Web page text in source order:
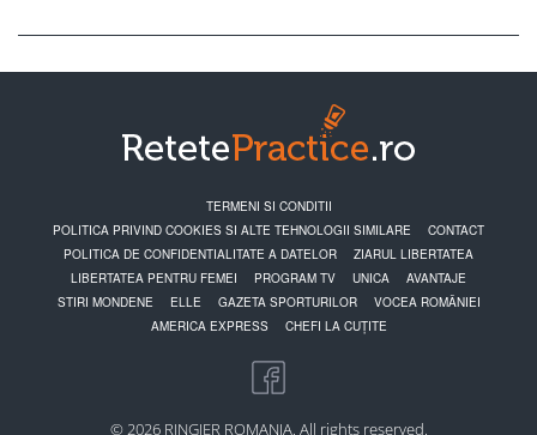
TERMENI SI CONDITII
POLITICA PRIVIND COOKIES SI ALTE TEHNOLOGII SIMILARE
CONTACT
POLITICA DE CONFIDENTIALITATE A DATELOR
ZIARUL LIBERTATEA
LIBERTATEA PENTRU FEMEI
PROGRAM TV UNICA
AVANTAJE
STIRI MONDENE
ELLE GAZETA SPORTURILOR
VOCEA ROMÂNIEI
AMERICA EXPRESS
CHEFI LA CUȚITE
© 2026 RINGIER ROMANIA. All rights reserved.